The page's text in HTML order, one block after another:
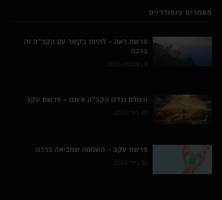
מאמרים פופולריים
פרשת ראה – להיות בקשר עם הקב"ה זה
ברכה
העולם נגדנו הקב"ה איתנו – פרשת עקב
פרשת עקב – השמחה שמביאה ברכה